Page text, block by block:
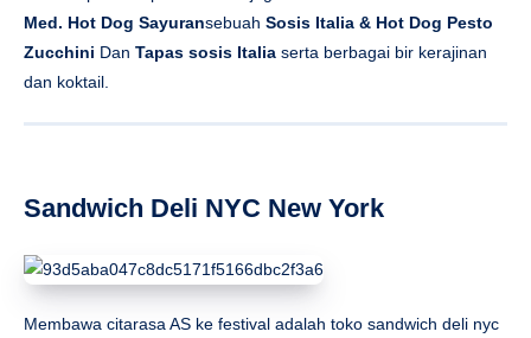
Med. Hot Dog Sayuransebuah Sosis Italia & Hot Dog Pesto
Zucchini Dan Tapas sosis Italia serta berbagai bir kerajinan
dan koktail.
Sandwich Deli NYC New York
Membawa citarasa AS ke festival adalah toko sandwich deli nyc